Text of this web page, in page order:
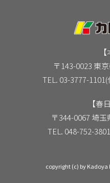
〒143-0023 東
TEL. 03-3777-
【春
〒344-0067 埼
TEL. 048-752-
copyright (c) by Kadoya